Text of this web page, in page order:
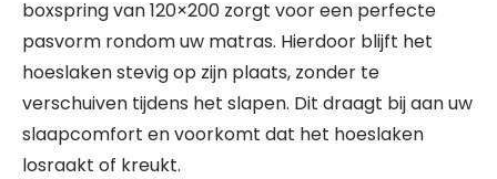
boxspring van 120×200 zorgt voor een perfecte
pasvorm rondom uw matras. Hierdoor blijft het
hoeslaken stevig op zijn plaats, zonder te
verschuiven tijdens het slapen. Dit draagt bij aan uw
slaapcomfort en voorkomt dat het hoeslaken
losraakt of kreukt.